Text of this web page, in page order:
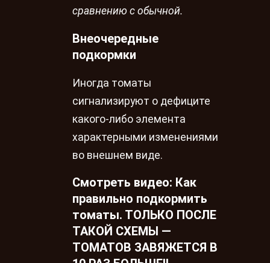
сравнению с обычной.
Внеочередные
подкормки
Иногда томаты
сигнализируют о дефиците
какого-либо элемента
характерными изменениями
во внешнем виде.
Смотреть видео: Как
правильно подкормить
томаты. ТОЛЬКО ПОСЛЕ
ТАКОЙ СХЕМЫ —
ТОМАТОВ ЗАВЯЖЕТСЯ В